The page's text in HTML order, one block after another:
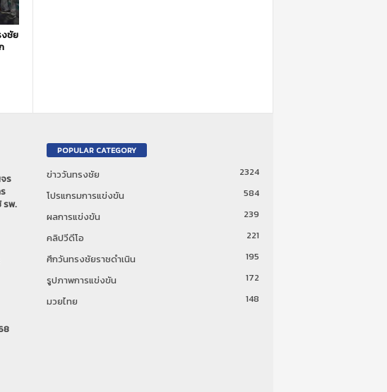
ชัย
ร
รพ.
POPULAR CATEGORY
ข่าววันทรงชัย
2324
โปรแกรมการแข่งขัน
584
ผลการแข่งขัน
239
คลิปวีดีโอ
221
ศึกวันทรงชัยราชดำเนิน
195
รูปภาพการแข่งขัน
172
มวยไทย
148